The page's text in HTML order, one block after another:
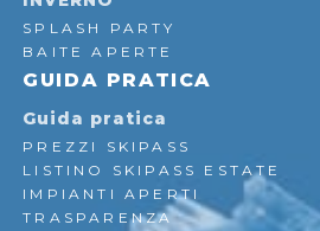
SPLASH PARTY
BAITE APERTE
GUIDA PRATICA
Guida pratica
PREZZI SKIPASS
LISTINO SKIPASS ESTATE
IMPIANTI APERTI
TRASPARENZA